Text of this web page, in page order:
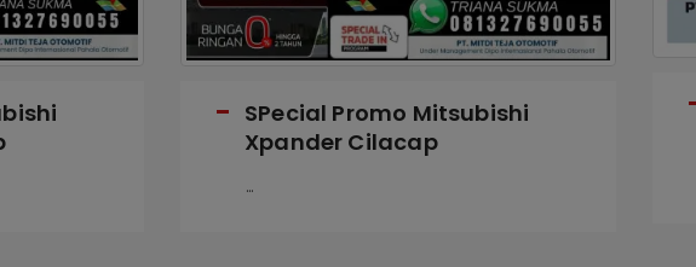
SPecial Promo Mitsubishi
Xpander Cilacap
...